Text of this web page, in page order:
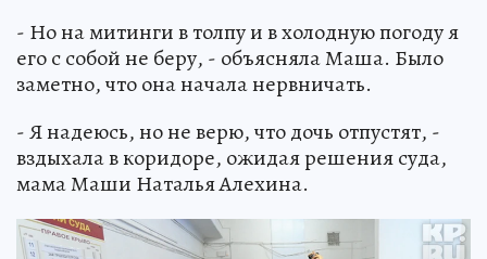
- Но на митинги в толпу и в холодную погоду я
его с собой не беру, - объясняла Маша. Было
заметно, что она начала нервничать.
- Я надеюсь, но не верю, что дочь отпустят, -
вздыхала в коридоре, ожидая решения суда,
мама Маши Наталья Алехина.